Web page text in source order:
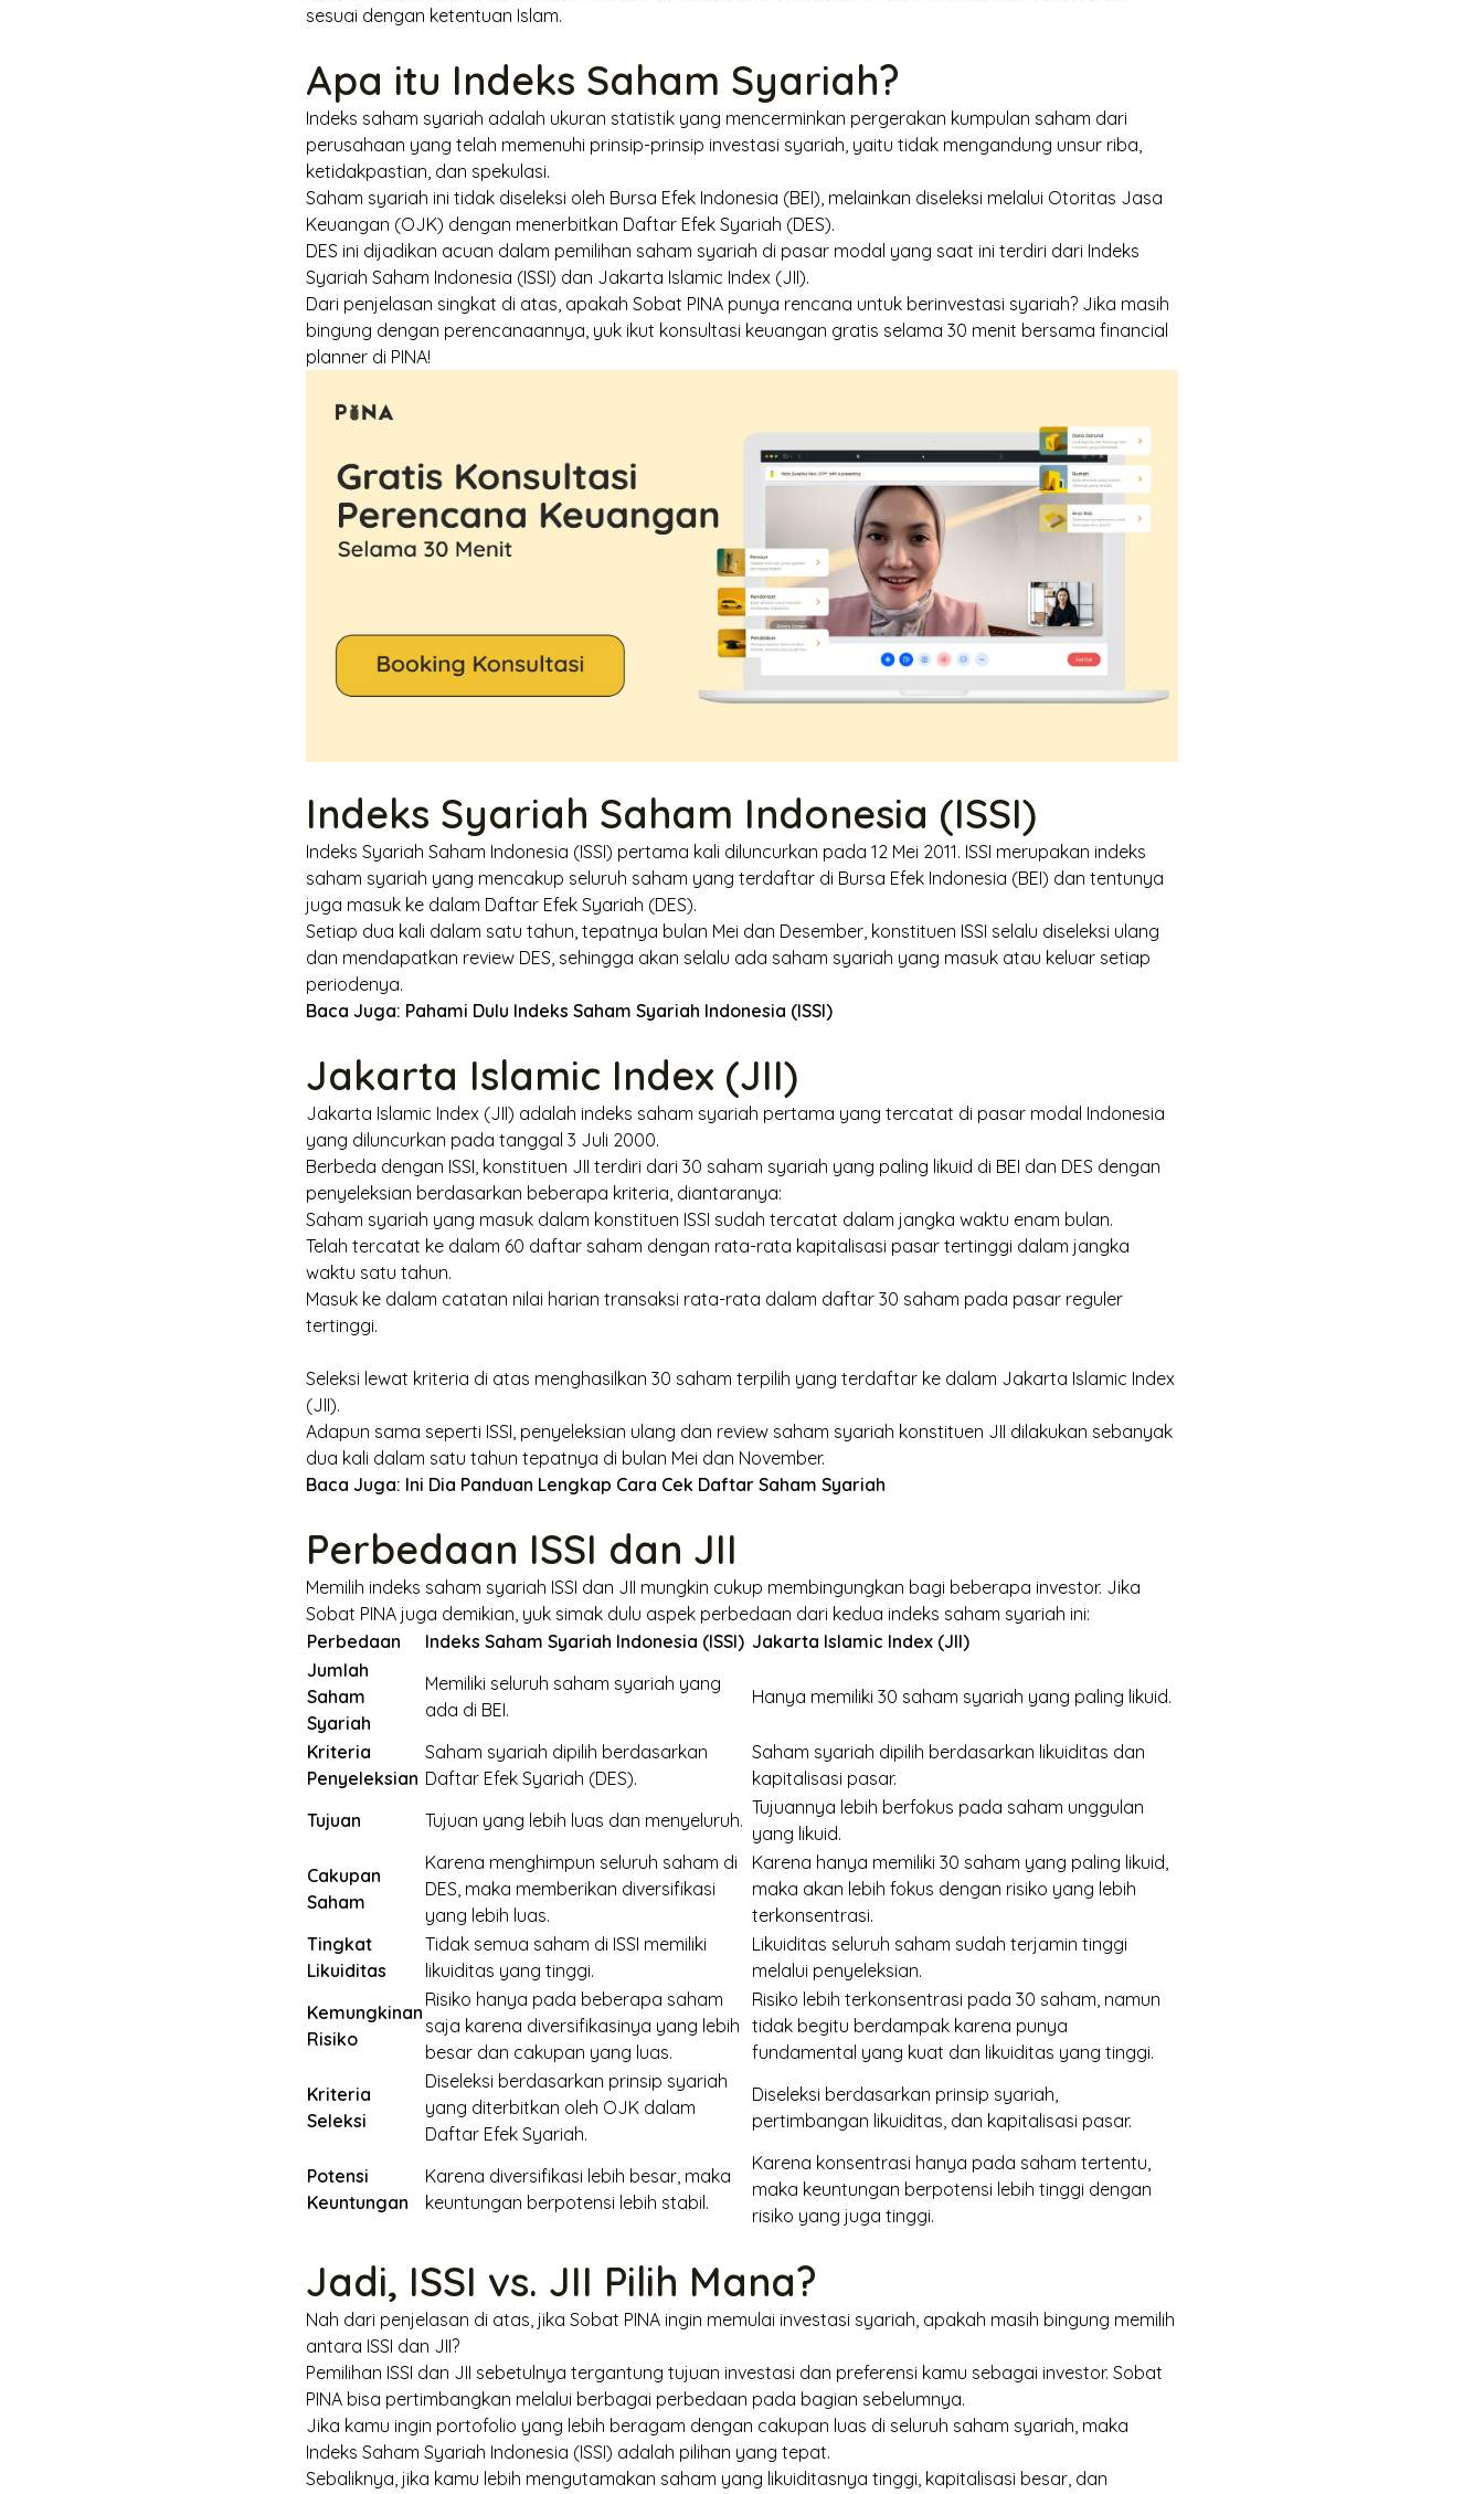
sesuai dengan ketentuan Islam.
Apa itu Indeks Saham Syariah?
Indeks saham syariah adalah ukuran statistik yang mencerminkan pergerakan kumpulan saham dari
perusahaan yang telah memenuhi prinsip-prinsip investasi syariah, yaitu tidak mengandung unsur riba,
ketidakpastian, dan spekulasi.
Saham syariah ini tidak diseleksi oleh Bursa Efek Indonesia (BEI), melainkan diseleksi melalui Otoritas Jasa
Keuangan (OJK) dengan menerbitkan Daftar Efek Syariah (DES).
DES ini dijadikan acuan dalam pemilihan saham syariah di pasar modal yang saat ini terdiri dari Indeks
Syariah Saham Indonesia (ISSI) dan Jakarta Islamic Index (JII).
Dari penjelasan singkat di atas, apakah Sobat PINA punya rencana untuk berinvestasi syariah? Jika masih
bingung dengan perencanaannya, yuk ikut konsultasi keuangan gratis selama 30 menit bersamafinancial
planner di PINA!
Indeks Syariah Saham Indonesia (ISSI)
Indeks Syariah Saham Indonesia (ISSI) pertama kali diluncurkan pada 12 Mei 2011. ISSI merupakan indeks
saham syariah yang mencakup seluruh saham yang terdaftar di Bursa Efek Indonesia (BEI) dan tentunya
juga masuk ke dalam Daftar Efek Syariah (DES).
Setiap dua kali dalam satu tahun, tepatnya bulan Mei dan Desember, konstituen ISSI selalu diseleksi ulang
dan mendapatkan review DES, sehingga akan selalu ada saham syariah yang masuk atau keluar setiap
periodenya.
Baca Juga: Pahami Dulu Indeks Saham Syariah Indonesia (ISSI)
Jakarta Islamic Index (JII)
Jakarta Islamic Index (JII) adalah indeks saham syariah pertama yang tercatat di pasar modal Indonesia
yang diluncurkan pada tanggal 3 Juli 2000.
Berbeda dengan ISSI, konstituen JII terdiri dari 30 saham syariah yang paling likuid di BEI dan DES dengan
penyeleksian berdasarkan beberapa kriteria, diantaranya:
Saham syariah yang masuk dalam konstituen ISSI sudah tercatat dalam jangka waktu enam bulan.
Telah tercatat ke dalam 60 daftar saham dengan rata-rata kapitalisasi pasar tertinggi dalam jangka
waktu satu tahun.
Masuk ke dalam catatan nilai harian transaksi rata-rata dalam daftar 30 saham pada pasar reguler
tertinggi.
Seleksi lewat kriteria di atas menghasilkan 30 saham terpilih yang terdaftar ke dalam Jakarta Islamic Index
(JII).
Adapun sama seperti ISSI, penyeleksian ulang dan review saham syariah konstituen JII dilakukan sebanyak
dua kali dalam satu tahun tepatnya di bulan Mei dan November.
Baca Juga: Ini Dia Panduan Lengkap Cara Cek Daftar Saham Syariah
Perbedaan ISSI dan JII
Memilih indeks saham syariah ISSI dan JII mungkin cukup membingungkan bagi beberapa investor. Jika
Sobat PINA juga demikian, yuk simak dulu aspek perbedaan dari kedua indeks saham syariah ini:
Perbedaan
Indeks Saham Syariah Indonesia (ISSI) Jakarta Islamic Index (JII)
Jumlah
Saham
Syariah
Memiliki seluruh saham syariah yang
ada di BEI.
Hanya memiliki 30 saham syariah yang paling likuid.
Kriteria
Penyeleksian
Saham syariah dipilih berdasarkan
Daftar Efek Syariah (DES).
Saham syariah dipilih berdasarkan likuiditas dan
kapitalisasi pasar.
Tujuan
Tujuan yang lebih luas dan menyeluruh.
Tujuannya lebih berfokus pada saham unggulan
yang likuid.
Cakupan
Saham
Karena menghimpun seluruh saham di
DES, maka memberikan diversifikasi
yang lebih luas.
Karena hanya memiliki 30 saham yang paling likuid,
maka akan lebih fokus dengan risiko yang lebih
terkonsentrasi.
Tingkat
Likuiditas
Tidak semua saham di ISSI memiliki
likuiditas yang tinggi.
Likuiditas seluruh saham sudah terjamin tinggi
melalui penyeleksian.
Kemungkinan
Risiko
Risiko hanya pada beberapa saham
saja karena diversifikasinya yang lebih
besar dan cakupan yang luas.
Risiko lebih terkonsentrasi pada 30 saham, namun
tidak begitu berdampak karena punya
fundamental yang kuat dan likuiditas yang tinggi.
Kriteria
Seleksi
Diseleksi berdasarkan prinsip syariah
yang diterbitkan oleh OJK dalam
Daftar Efek Syariah.
Diseleksi berdasarkan prinsip syariah,
pertimbangan likuiditas, dan kapitalisasi pasar.
Potensi
Keuntungan
Karena diversifikasi lebih besar, maka
keuntungan berpotensi lebih stabil.
Karena konsentrasi hanya pada saham tertentu,
maka keuntungan berpotensi lebih tinggi dengan
risiko yang juga tinggi.
Jadi, ISSI vs. JII Pilih Mana?
Nah dari penjelasan di atas, jika Sobat PINA ingin memulai investasi syariah, apakah masih bingung memilih
antara ISSI dan JII?
Pemilihan ISSI dan JII sebetulnya tergantung tujuan investasi dan preferensi kamu sebagai investor. Sobat
PINA bisa pertimbangkan melalui berbagai perbedaan pada bagian sebelumnya.
Jika kamu ingin portofolio yang lebih beragam dengan cakupan luas di seluruh saham syariah, maka
Indeks Saham Syariah Indonesia (ISSI) adalah pilihan yang tepat.
Sebaliknya, jika kamu lebih mengutamakan saham yang likuiditasnya tinggi, kapitalisasi besar, dan